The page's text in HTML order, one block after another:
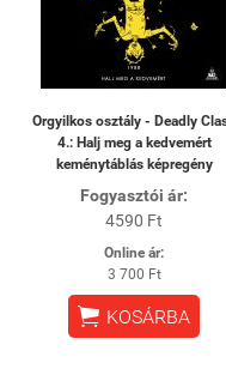
Orgyilkos osztály - Deadly
4.: Halj meg a kedvemért
keménytáblás képregény
Fogyasztói ár:
4590 Ft
Online ár:
3 700 Ft
 KOSÁRBA